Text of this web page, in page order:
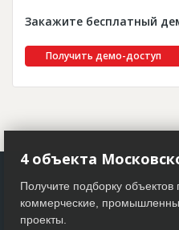
Закажите бесплатный
Получить демо-доступ
4 объекта
Получите подборку
коммерческие,
проекты.